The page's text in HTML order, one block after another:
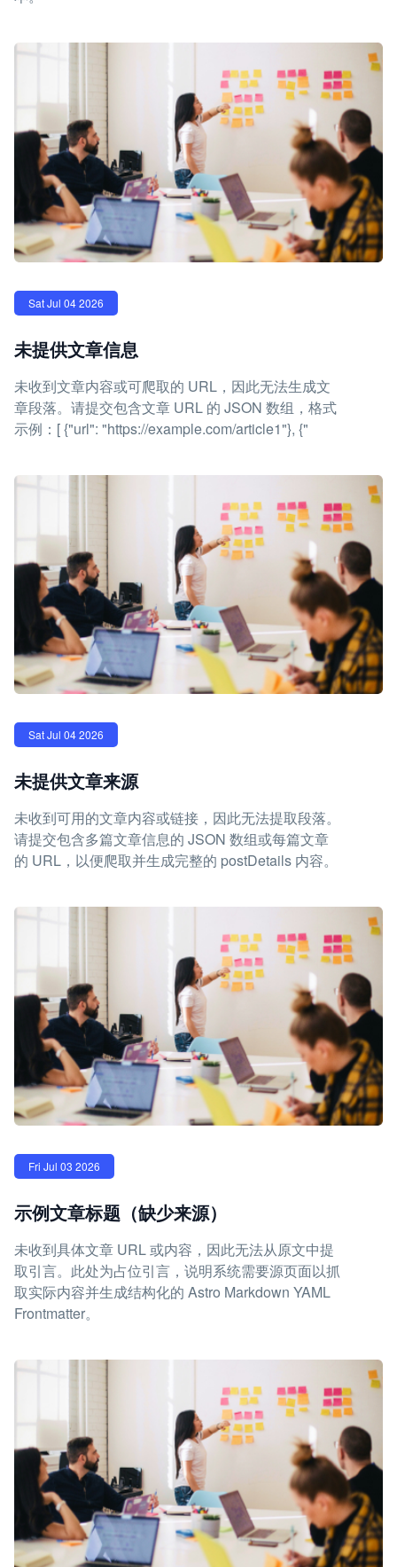
Sat Jul 04 2026
未提供文章信息
未收到文章内容或可爬取的 URL，因此无法生成文
章段落。请提交包含文章 URL 的 JSON 数组，格式
示例：[ {"url": "https://example.com/article1"}, {"
Sat Jul 04 2026
未提供文章来源
未收到可用的文章内容或链接，因此无法提取段落。
请提交包含多篇文章信息的 JSON 数组或每篇文章
的 URL，以便爬取并生成完整的 postDetails 内容。
Fri Jul 03 2026
示例文章标题（缺少来源）
未收到具体文章 URL 或内容，因此无法从原文中提
取引言。此处为占位引言，说明系统需要源页面以抓
取实际内容并生成结构化的 Astro Markdown YAML
Frontmatter。